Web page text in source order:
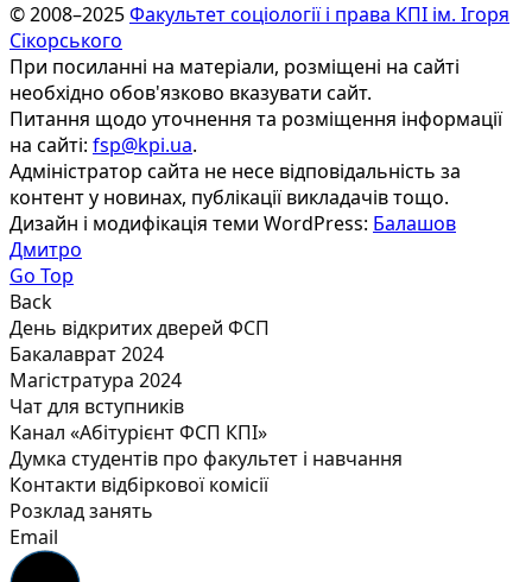
© 2008–2025Факультет соціології і права КПІ ім. Ігоря
Сікорського
При посиланні на матеріали, розміщені на сайті
необхідно обов'язково вказувати сайт.
Питання щодо уточнення та розміщення інформації
на сайті: fsp@kpi.ua.
Адміністратор сайта не несе відповідальність за
контент у новинах, публікації викладачів тощо.
Дизайн і модифікація теми WordPress: Балашов
Дмитро
Go Top
Back
День відкритих дверей ФСП
Бакалаврат 2024
Магістратура 2024
Чат для вступників
Канал «Абітурієнт ФСП КПІ»
Думка студентів про факультет і навчання
Контакти відбіркової комісії
Розклад занять
Email